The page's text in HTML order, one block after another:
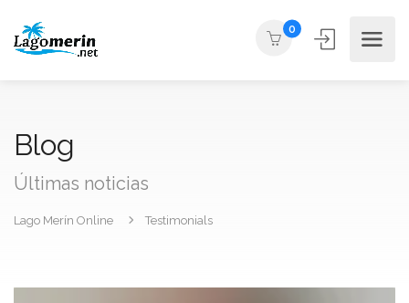
0
Blog
Últimas noticias
Lago Merín Online Testimonials